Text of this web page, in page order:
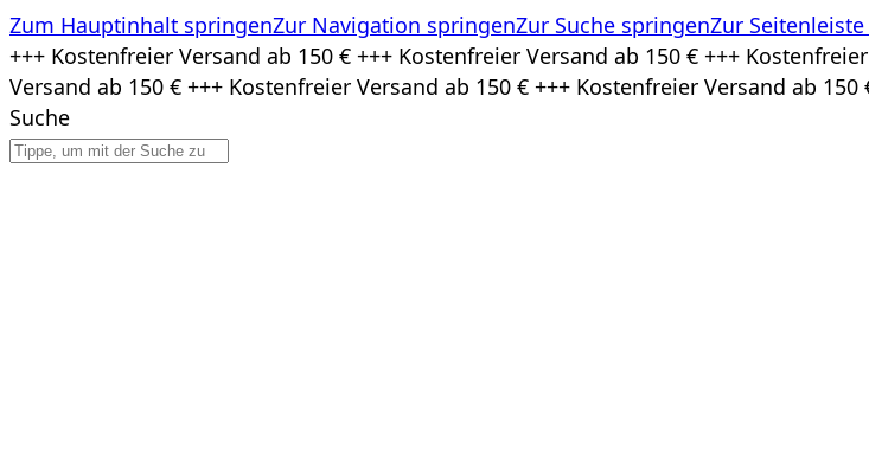
Zum Hauptinhalt springenZur Navigation springenZur Suche springenZur
Zum
Inhalt
springen
+++ Kostenfreier Versand ab 150 € +++ Kostenfreier Versand ab 150 € +++
Versand ab 150 € +++ Kostenfreier Versand ab 150 € +++ Kostenfreier Versand ab 150
Suche